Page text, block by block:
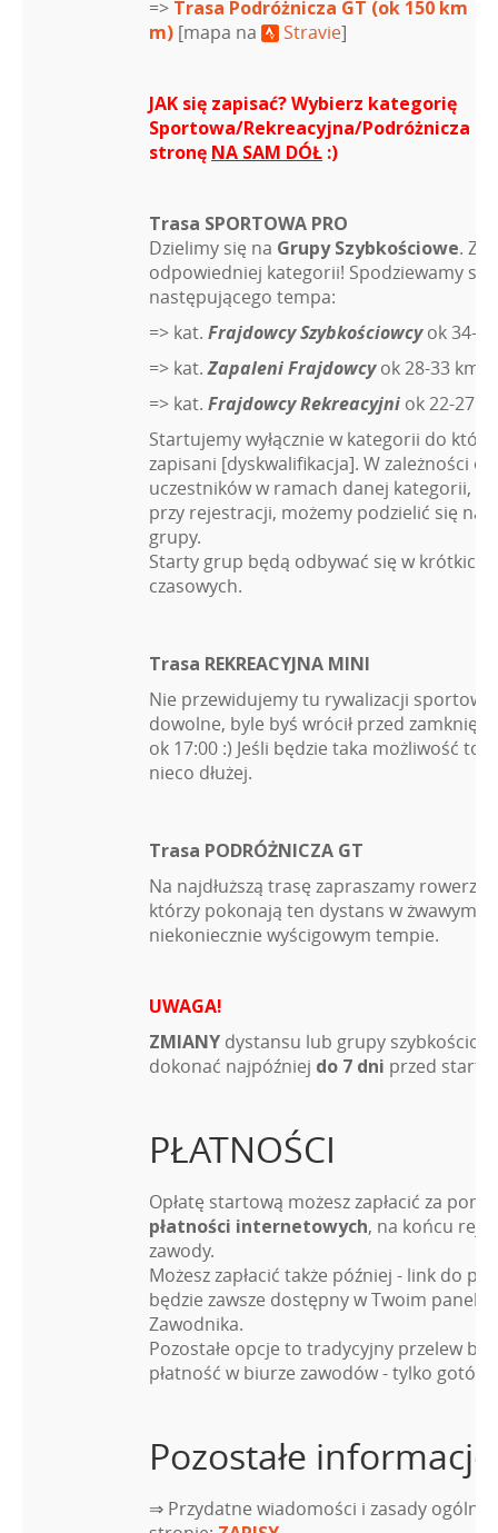
=> Trasa Podróżnicza GT (ok 150 km |
m) [mapa na Stravie]
JAK się zapisać? Wybierz kategorię
Sportowa/Rekreacyjna/Podróżnicza i
stronę NA SAM DÓŁ :)
Trasa SPORTOWA PRO
Dzielimy się na Grupy Szybkościowe.
odpowiedniej kategorii! Spodziewamy się
następującego tempa:
=> kat. Frajdowcy Szybkościowcyok 34-
=> kat.Zapaleni Frajdowcyok 28-33 km/h
=> kat. Frajdowcy Rekreacyjni ok 22-27
Startujemy wyłącznie w kategorii do
zapisani [dyskwalifikacja]. W zależności
uczestników w ramach danej kategorii,
przy rejestracji, możemy podzielić się na
grupy.
Starty grup będą odbywać się w krótkich
czasowych.
Trasa REKREACYJNA MINI
Nie przewidujemy tu rywalizacji
dowolne, byle byś wrócił przed
ok 17:00 :) Jeśli będzie taka możliwość to
nieco dłużej.
Trasa PODRÓŻNICZA GT
Na najdłuższą trasę zapraszamy
którzy pokonają ten dystans w żwawym,
niekoniecznie wyścigowym tempie.
UWAGA!
ZMIANY dystansu lub grupy
dokonać najpóźniej do 7 dni przed
PŁATNOŚCI
Opłatę startową możesz zapłacić za
płatności internetowych, na końcu
zawody.
Możesz zapłacić także później - link do
będzie zawsze dostępny w Twoim panelu
Zawodnika.
Pozostałe opcje to tradycyjny przelew
płatność w biurze zawodów - tylko
Pozostałe informacje
⇒ Przydatne wiadomości i zasady ogólne